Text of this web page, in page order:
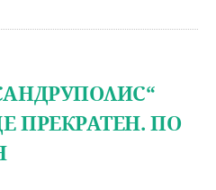
ПРЕКРАТЕН. ПО